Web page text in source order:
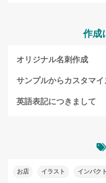
作成
オリジナル名刺作成
サンプルからカスタマイ
英語表記につきまして
お店 イラスト インパクト